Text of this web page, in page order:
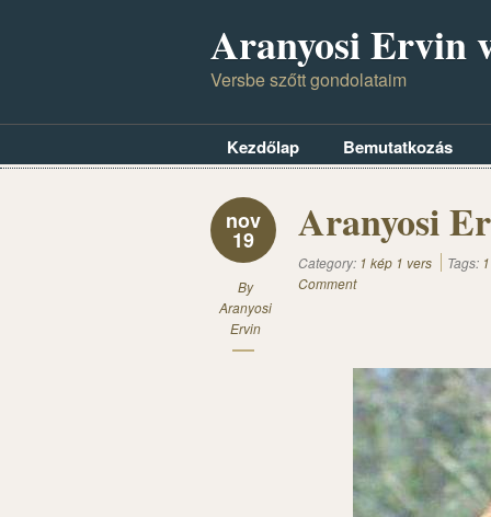
Aranyosi Ervin
Versbe szőtt gondolataim
Kezdőlap Bemutatkozás
nov
19
By
Aranyosi
Ervin
Aranyosi
Category: 1 kép 1 vers Tags:
Comment